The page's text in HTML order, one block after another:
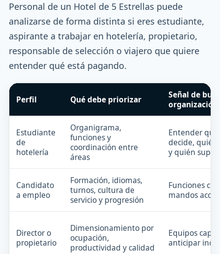
Personal de un Hotel de 5 Estrellas puede
analizarse de forma distinta si eres estudiante,
aspirante a trabajar en hotelería, propietario,
responsable de selección o viajero que quiere
entender qué está pagando.
Perfil Qué debe priorizar
Señal de
organización
Estudiante
de
hotelería
Organigrama,
funciones y
coordinación entre
áreas
Entender
decide, quién
y quién
Candidato
a empleo
Formación, idiomas,
turnos, cultura de
servicio y progresión
Funciones
mandos
Director o
propietario
Dimensionamiento por
ocupación,
productividad y calidad
Equipos
anticipar